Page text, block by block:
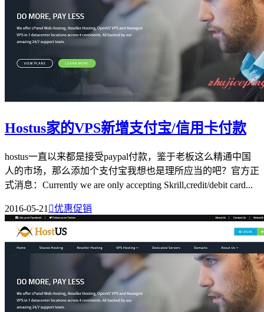
Hostus家的VPS新增支付宝/信用卡付款
hostus一直以来都是接受paypal付款，鉴于老板这么精通中国
人的市场，那么添加个支付宝我想也是理所应当的吧？官方正
式消息：Currently we are only accepting Skrill,credit/debit card...
2016-05-21 优惠促销